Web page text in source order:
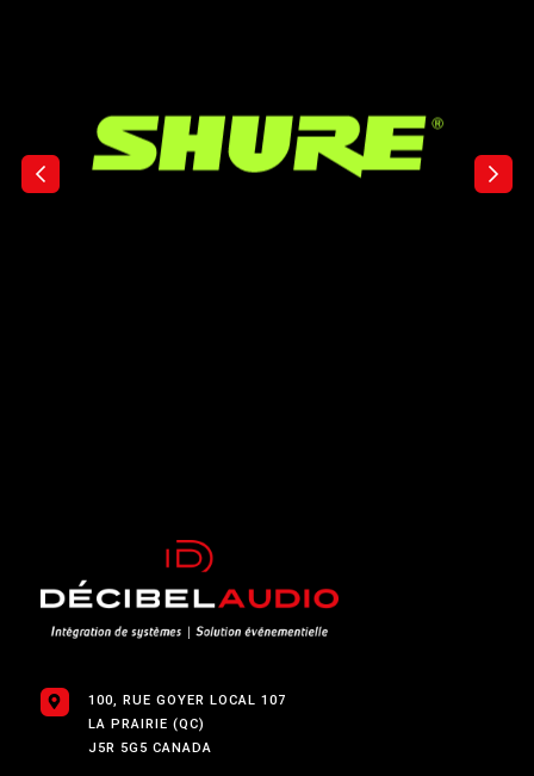
100, RUE GOYER LOCAL 107
LA PRAIRIE (QC)
J5R 5G5 CANADA